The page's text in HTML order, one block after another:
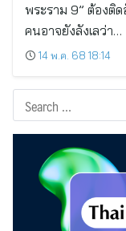
พระราม 9” ต้องติ
คนอาจยังลังเลว่า…
14 พ.ค. 68 18:14